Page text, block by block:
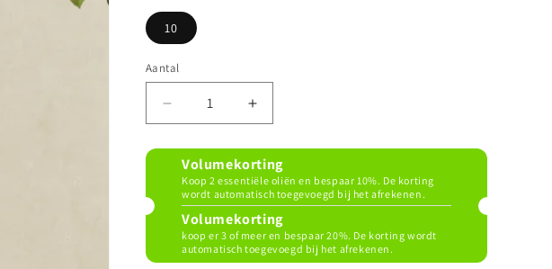
10
Aantal
Aantal
verlagen
voor
Ylang-
ylang
etherische
olie
Aantal
verhogen
voor
Ylang-
ylang
etherische
olie
Volumekorting
Koop 2 essentiële oliën en bespaar 10%. De korting
wordt automatisch toegevoegd bij het afrekenen.
Volumekorting
koop er 3 of meer en bespaar 20%. De korting wordt
automatisch toegevoegd bij het afrekenen.